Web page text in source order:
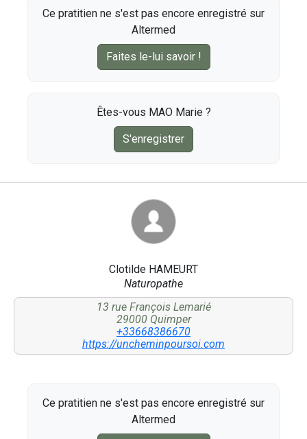
Ce pratitien ne s'est pas encore enregistré sur
Altermed
Faites le-lui savoir !
Êtes-vous MAO Marie ?
S'enregistrer
Clotilde HAMEURT
Naturopathe
13 rue François Lemarié
29000 Quimper
+33668386670
https://uncheminpoursoi.com
Ce pratitien ne s'est pas encore enregistré sur
Altermed